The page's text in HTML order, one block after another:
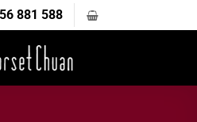
881 588